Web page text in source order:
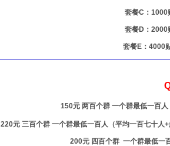
套餐C：1000
套餐D：2000
套餐E：4000
150元 两百个群 一个群最低一百
220元 三百个群 一个群最低一百人（平均一百七十人
200元 四百个群 一个群最低一